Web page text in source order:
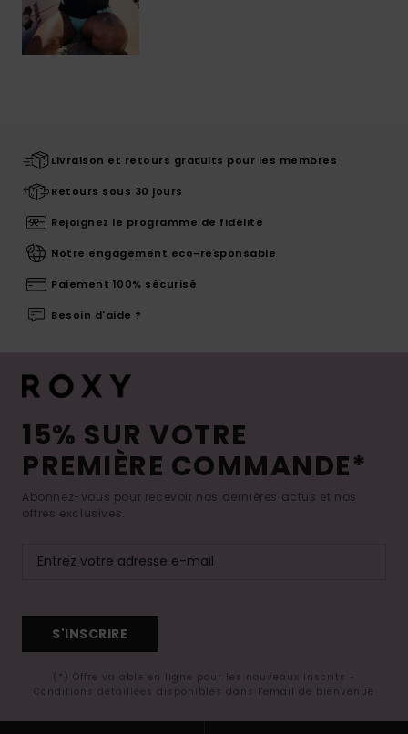
Livraison et retours gratuits pour les membres
Retours sous 30 jours
Rejoignez le programme de fidélité
Notre engagement eco-responsable
Paiement 100% sécurisé
Besoin d'aide ?
15% SUR VOTRE
PREMIÈRE COMMANDE*
Abonnez-vous pour recevoir nos dernières actus et nos
offres exclusives.
S'INSCRIRE
(*) Offre valable en ligne pour les nouveaux inscrits -
Conditions détaillées disponibles dans l'email de bienvenue